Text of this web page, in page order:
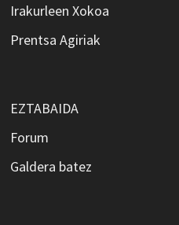
Irakurleen Xokoa
Prentsa Agiriak
EZTABAIDA
Forum
Galdera batez